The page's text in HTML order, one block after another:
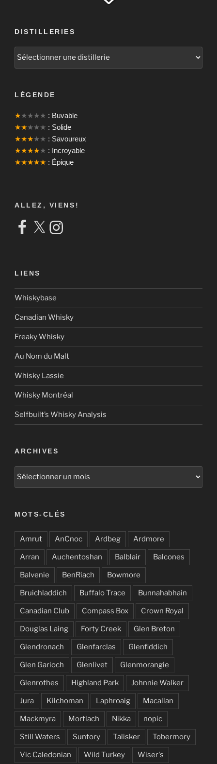
DISTILLERIES
LÉGENDE
★★★★★ : Buvable
★★★★★ : Solide
★★★★★ : Savoureux
★★★★★ : Incroyable
★★★★★ : Épique
ALLEZ, VIENS!
Facebook
X Instagram
LIENS
Whiskybase
Canadian Whisky
Freaky Whisky
Au Nom du Malt
Whisky Lassie
Whisky Montréal
Selfbuilt’s Whisky Analysis
ARCHIVES
Archives
MOTS-CLÉS
Amrut AnCnoc Ardbeg Ardmore
Arran Auchentoshan Balblair Balcones
Balvenie BenRiach Bowmore
Bruichladdich Buffalo Trace Bunnahabhain
Canadian Club Compass Box Crown Royal
Douglas Laing Forty Creek Glen Breton
Glendronach Glenfarclas Glenfiddich
Glen Garioch Glenlivet Glenmorangie
Glenrothes Highland Park Johnnie Walker
Jura Kilchoman Laphroaig Macallan
Mackmyra Mortlach Nikka nopic
Still Waters Suntory Talisker Tobermory
Vic Caledonian Wild Turkey Wiser's